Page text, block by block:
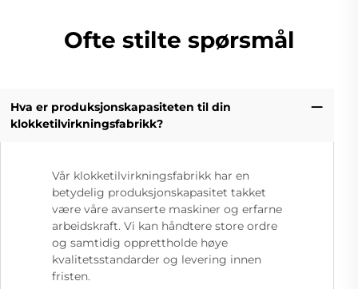
Ofte stilte spørsmål
Hva er produksjonskapasiteten til din
klokketilvirkningsfabrikk?
Vår klokketilvirkningsfabrikk har en
betydelig produksjonskapasitet takket
være våre avanserte maskiner og erfarne
arbeidskraft. Vi kan håndtere store ordre
og samtidig opprettholde høye
kvalitetsstandarder og levering innen
fristen.